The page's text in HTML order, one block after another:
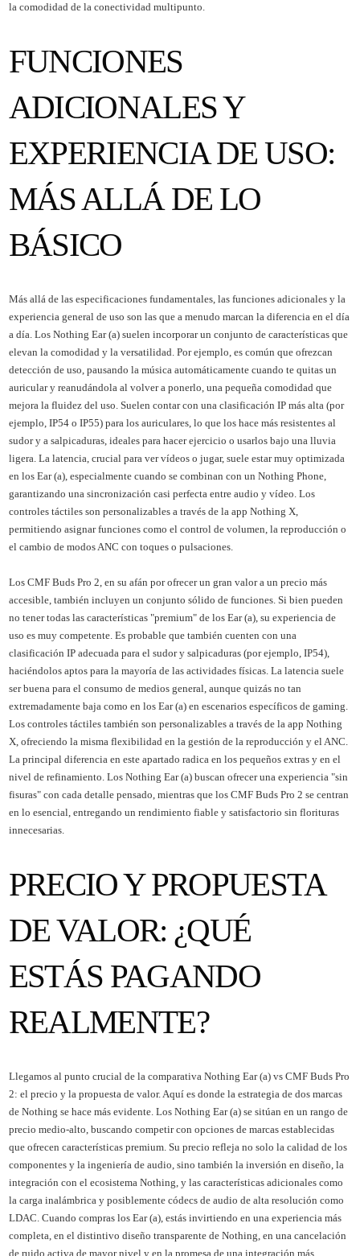
la comodidad de la conectividad multipunto.
FUNCIONES
ADICIONALES Y
EXPERIENCIA DE USO:
MÁS ALLÁ DE LO
BÁSICO
Más allá de las especificaciones fundamentales, las funciones adicionales y la
experiencia general de uso son las que a menudo marcan la diferencia en el día
a día. Los Nothing Ear (a) suelen incorporar un conjunto de características que
elevan la comodidad y la versatilidad. Por ejemplo, es común que ofrezcan
detección de uso, pausando la música automáticamente cuando te quitas un
auricular y reanudándola al volver a ponerlo, una pequeña comodidad que
mejora la fluidez del uso. Suelen contar con una clasificación IP más alta (por
ejemplo, IP54 o IP55) para los auriculares, lo que los hace más resistentes al
sudor y a salpicaduras, ideales para hacer ejercicio o usarlos bajo una lluvia
ligera. La latencia, crucial para ver vídeos o jugar, suele estar muy optimizada
en los Ear (a), especialmente cuando se combinan con un Nothing Phone,
garantizando una sincronización casi perfecta entre audio y vídeo. Los
controles táctiles son personalizables a través de la app Nothing X,
permitiendo asignar funciones como el control de volumen, la reproducción o
el cambio de modos ANC con toques o pulsaciones.
Los CMF Buds Pro 2, en su afán por ofrecer un gran valor a un precio más
accesible, también incluyen un conjunto sólido de funciones. Si bien pueden
no tener todas las características "premium" de los Ear (a), su experiencia de
uso es muy competente. Es probable que también cuenten con una
clasificación IP adecuada para el sudor y salpicaduras (por ejemplo, IP54),
haciéndolos aptos para la mayoría de las actividades físicas. La latencia suele
ser buena para el consumo de medios general, aunque quizás no tan
extremadamente baja como en los Ear (a) en escenarios específicos de gaming.
Los controles táctiles también son personalizables a través de la app Nothing
X, ofreciendo la misma flexibilidad en la gestión de la reproducción y el ANC.
La principal diferencia en este apartado radica en los pequeños extras y en el
nivel de refinamiento. Los Nothing Ear (a) buscan ofrecer una experiencia "sin
fisuras" con cada detalle pensado, mientras que los CMF Buds Pro 2 se centran
en lo esencial, entregando un rendimiento fiable y satisfactorio sin florituras
innecesarias.
PRECIO Y PROPUESTA
DE VALOR: ¿QUÉ
ESTÁS PAGANDO
REALMENTE?
Llegamos al punto crucial de la comparativa Nothing Ear (a) vs CMF Buds Pro
2: el precio y la propuesta de valor. Aquí es donde la estrategia de dos marcas
de Nothing se hace más evidente. Los Nothing Ear (a) se sitúan en un rango de
precio medio-alto, buscando competir con opciones de marcas establecidas
que ofrecen características premium. Su precio refleja no solo la calidad de los
componentes y la ingeniería de audio, sino también la inversión en diseño, la
integración con el ecosistema Nothing, y las características adicionales como
la carga inalámbrica y posiblemente códecs de audio de alta resolución como
LDAC. Cuando compras los Ear (a), estás invirtiendo en una experiencia más
completa, en el distintivo diseño transparente de Nothing, en una cancelación
de ruido activa de mayor nivel y en la promesa de una integración más